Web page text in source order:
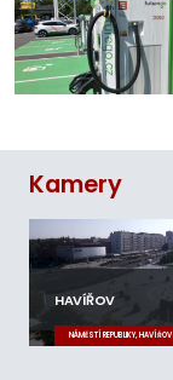
Kamery
HAVÍŘOV
NÁMĚSTÍ REPUBLIKY, HAVÍŘOV